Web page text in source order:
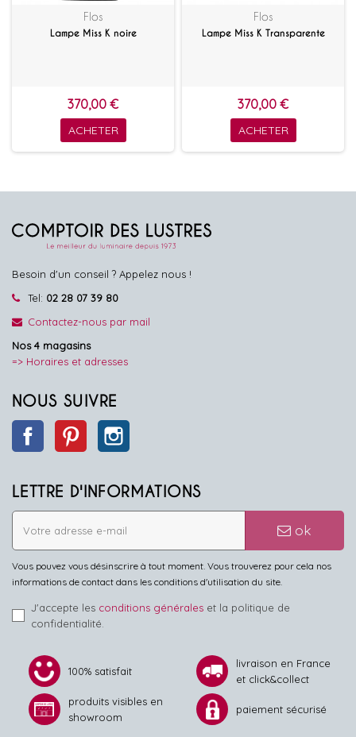
Flos
Lampe Miss K noire
370,00 €
ACHETER
Flos
Lampe Miss K Transparente
370,00 €
ACHETER
Besoin d'un conseil ? Appelez nous !
Tel: 02 28 07 39 80
Contactez-nous par mail
Nos 4 magasins
=> Horaires et adresses
NOUS SUIVRE
Facebook Pinterest
LETTRE D'INFORMATIONS
ok
Vous pouvez vous désinscrire à tout moment. Vous trouverez pour cela nos
informations de contact dans les conditions d'utilisation du site.
J'accepte les conditions générales et la politique de
confidentialité.
100% satisfait
livraison en France
et click&collect
produits visibles en
showroom
paiement sécurisé